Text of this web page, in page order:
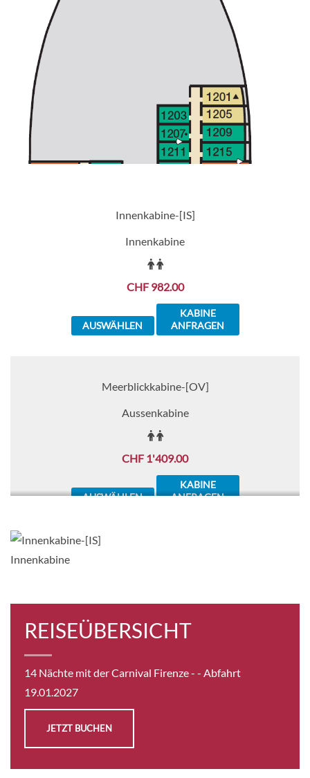
Firenze ist ganzjährig von Long Beach aus in
Richtung Mexikos Pazifikküste unterwegs.
Verpassen Sie nicht die Chance, an Bord zu sein
und eine unvergessliche Kreuzfahrterfahrung
zu genießen. Buchen Sie jetzt Ihre Reise auf der
Carnival Firenze und erleben Sie den
italienischen Stil auf hoher See. Andiamo!
Innenkabine-[IS]
Innenkabine
CHF 982.00
AUSWÄHLEN
KABINE
ANFRAGEN
Meerblickkabine-[OV]
Aussenkabine
CHF 1'409.00
AUSWÄHLEN
KABINE
ANFRAGEN
Balkonkabine
KABINE
Balkonkabine-[BL]
Innenkabine
REISEÜBERSICHT
14 Nächte mit der Carnival Firenze - - Abfahrt
19.01.2027
JETZT BUCHEN